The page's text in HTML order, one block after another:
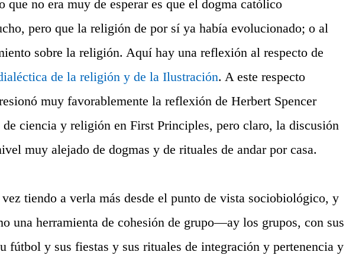
que no era muy de esperar es que el dogma católico
pero que la religión de por sí ya había evolucionado; o al
sobre la religión. Aquí hay una reflexión al respecto de
de la religión y de la Ilustración. A este respecto
muy favorablemente la reflexión de Herbert Spencer
ciencia y religión en First Principles, pero claro, la discusión
muy alejado de dogmas y de rituales de andar por casa.
tiendo a verla más desde el punto de vista sociobiológico, y
una herramienta de cohesión de grupo—ay los grupos, con sus
fútbol y sus fiestas y sus rituales de integración y pertenencia y